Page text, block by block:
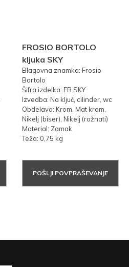
FROSIO BORTOLO
kljuka SKY
Blagovna znamka: Frosio
Bortolo
Šifra izdelka: FB.SKY
Izvedba: Na ključ, cilinder, wc
Obdelava: Krom, Mat krom,
Nikelj (biser), Nikelj (rožnati)
Material: Zamak
Teža: 0,75 kg
POŠLJI POVPRAŠEVANJE